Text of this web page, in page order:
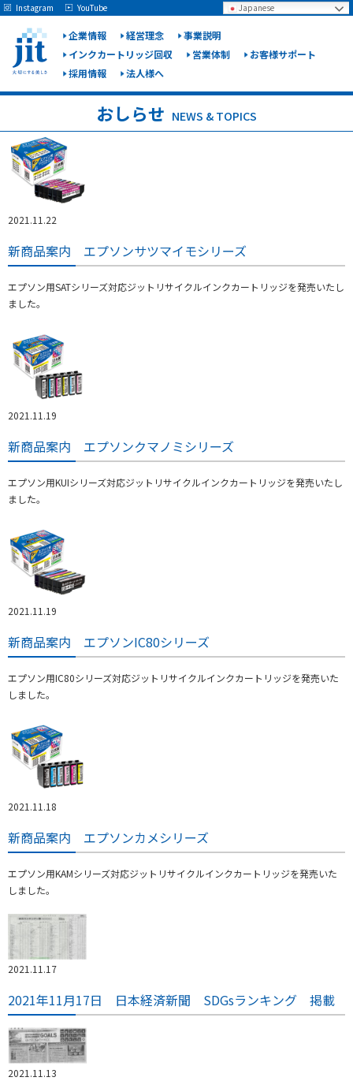
企業情報 経営理念
事業説明
インクカートリッジ回収
営業体制
お客様サポート
採用情報
法人様へ
Japanese
Instagram YouTube
おしらせ NEWS & TOPICS
2021.11.22
新商品案内 エプソンサツマイモシリーズ
エプソン用SATシリーズ対応ジットリサイクルインクカートリッジを発売いたし
ました。
2021.11.19
新商品案内 エプソンクマノミシリーズ
エプソン用KUIシリーズ対応ジットリサイクルインクカートリッジを発売いたし
ました。
2021.11.19
新商品案内 エプソンIC80シリーズ
エプソン用IC80シリーズ対応ジットリサイクルインクカートリッジを発売いた
しました。
2021.11.18
新商品案内 エプソンカメシリーズ
エプソン用KAMシリーズ対応ジットリサイクルインクカートリッジを発売いた
しました。
2021.11.17
2021年11月17日 日本経済新聞 SDGsランキング 掲載
2021.11.13
May we use cookies to track your activities? We take your privacy very seriously.
Please see our privacy policy for details and any questions.YesNo